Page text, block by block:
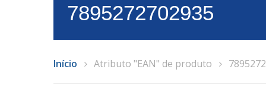
7895272702935
Início Atributo "EAN" de produto